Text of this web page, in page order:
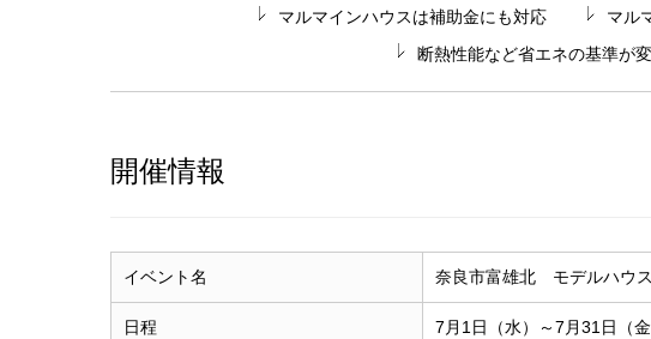
マルマインハウスは補助金にも対応
マル
断熱性能など省エネの基準が
開催情報
イベント名 奈良市富雄北 モデルハウ
日程 7月1日（水）～7月31日（金